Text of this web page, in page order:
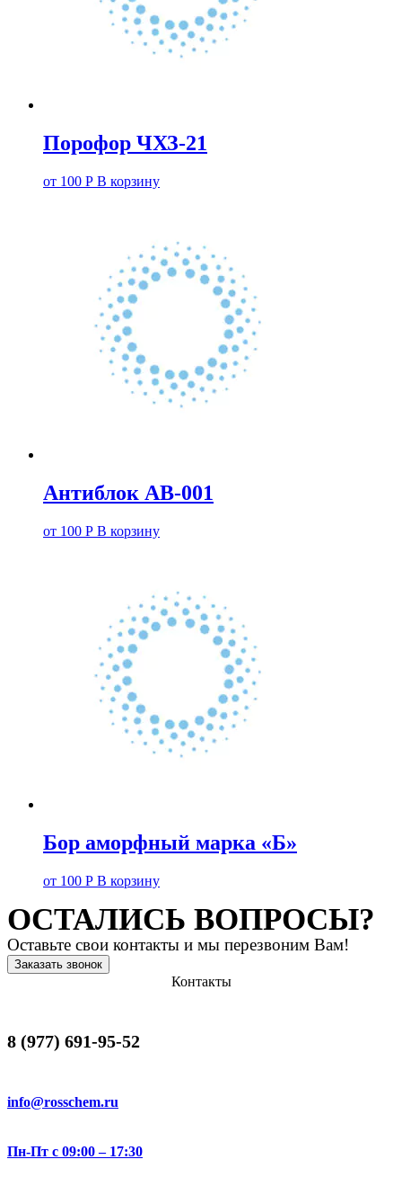
Порофор ЧХЗ-21
от 100 Р В корзину
Антиблок АВ-001
от 100 Р В корзину
Бор аморфный марка «Б»
от 100 Р В корзину
ОСТАЛИСЬ ВОПРОСЫ?
Оставьте свои контакты и мы перезвоним Вам!
Заказать звонок
Контакты
8 (977) 691-95-52
info@rosschem.ru
Пн-Пт с 09:00 – 17:30